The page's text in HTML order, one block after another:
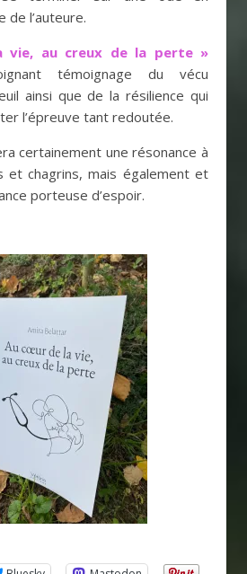
de l’auteure.
vie, au creux de la perte »
témoignage du vécu
ainsi que de la résilience qui
l’épreuve tant redoutée.
certainement une résonance à
et chagrins, mais également et
porteuse d’espoir.